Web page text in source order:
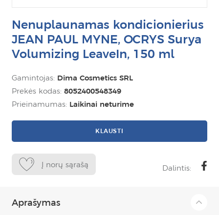
Nenuplaunamas kondicionierius
JEAN PAUL MYNE, OCRYS Surya
Volumizing LeaveIn, 150 ml
Gamintojas: Dima Cosmetics SRL
Prekės kodas: 8052400548349
Prieinamumas: Laikinai neturime
KLAUSTI
Į norų sąrašą Dalintis:
Aprašymas